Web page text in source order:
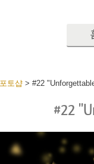
프리셋
포
토샵> #22
#22